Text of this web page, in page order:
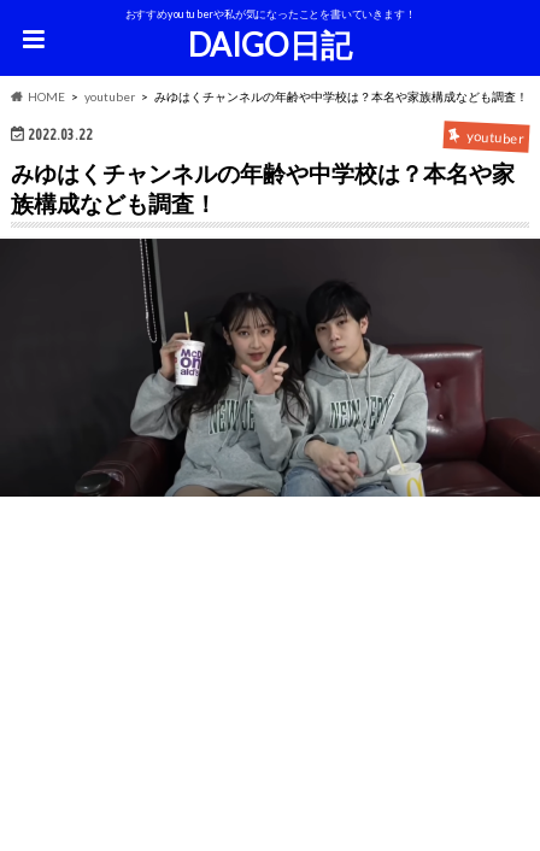
おすすめyoutuberや私が気になったことを書いていきます！
DAIGO日記
HOME youtuber みゆはくチャンネルの年齢や中学校は？本名や家族構成なども調査！
2022.03.22 youtuber
みゆはくチャンネルの年齢や中学校は？本名や家
族構成なども調査！